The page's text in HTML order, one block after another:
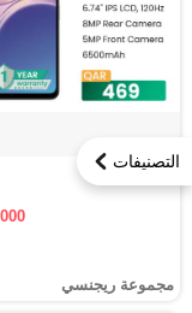
التصنيفات
مجموعة ريجنسي